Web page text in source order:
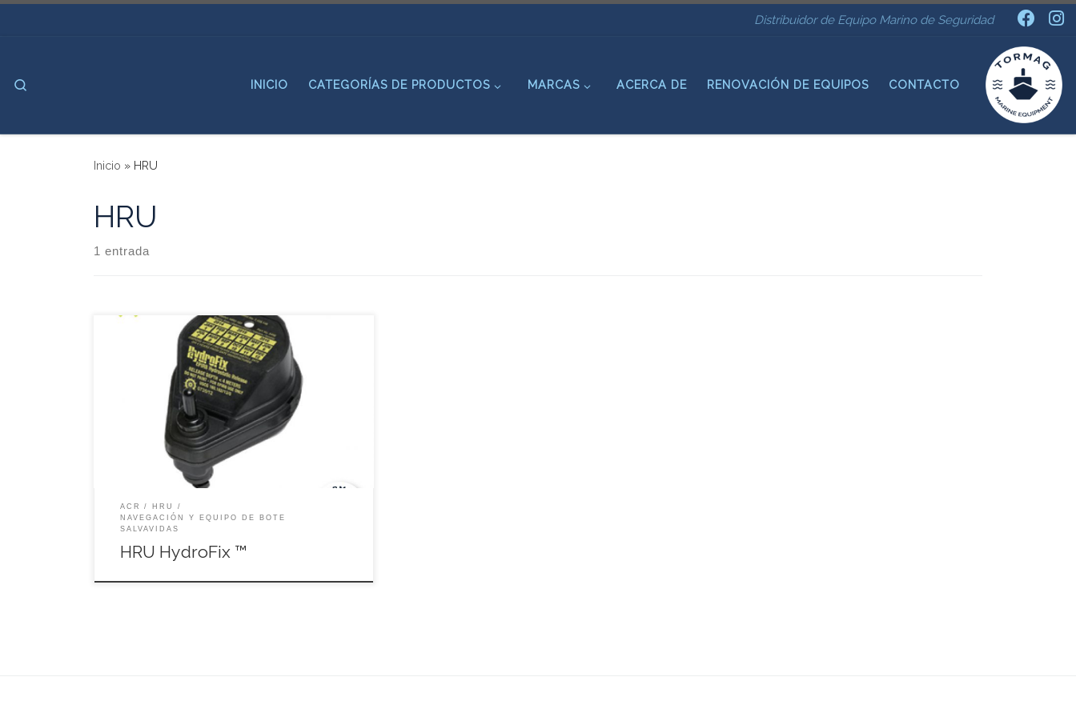
Distribuidor de Equipo Marino de Seguridad
INICIO CATEGORÍAS DE PRODUCTOS MARCAS ACERCA DE RENOVACIÓN DE EQUIPOS CONTACTO
Inicio » HRU
HRU
1 entrada
ACR | HRU La unidad de liberación hidrostática
(HRU) HydroFix ™ es un sistema de varilla
patentado que permite que una baliza se libere de
manera rápida y confiable de un soporte de
Categoría I cuando se sumerge en agua entre 1.5-4
metros (4.9-13.1 pies). ITEM NO: 9490.1
ACR
HRU
NAVEGACIÓN Y EQUIPO DE BOTE
SALVAVIDAS
HRU HydroFix ™